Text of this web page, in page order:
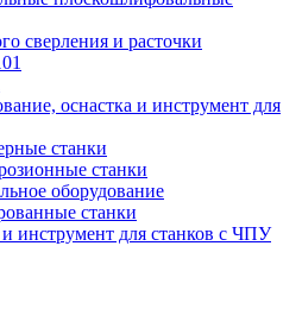
сверления и расточки
оснастка и инструмент для
станки
станки
оборудование
станки
инструмент для станков с ЧПУ